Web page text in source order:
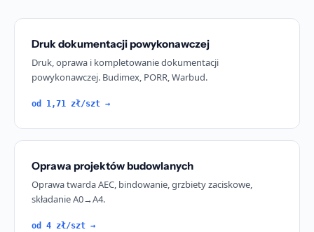
Druk dokumentacji powykonawczej
Druk, oprawa i kompletowanie dokumentacji
powykonawczej. Budimex, PORR, Warbud.
od 1,71 zł/szt →
Oprawa projektów budowlanych
Oprawa twarda AEC, bindowanie, grzbiety zaciskowe,
składanie A0→A4.
od 4 zł/szt →